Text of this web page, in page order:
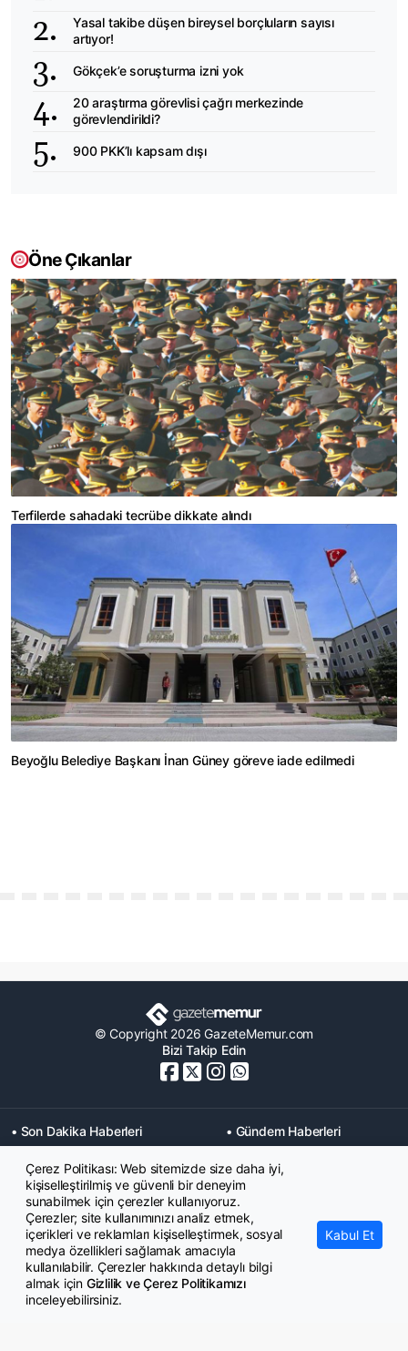
Yasal takibe düşen bireysel borçluların sayısı
artıyor!
Gökçek’e soruşturma izni yok
20 araştırma görevlisi çağrı merkezinde
görevlendirildi?
900 PKK’lı kapsam dışı
Öne Çıkanlar
Terfilerde sahadaki tecrübe dikkate alındı
Beyoğlu Belediye Başkanı İnan Güney göreve iade edilmedi
© Copyright 2026 GazeteMemur.com
Bizi Takip Edin
• Son Dakika Haberleri
• Gündem Haberleri
• Memurlar Haberleri
• KPSS Haberleri
• Ekonomi Haberleri
• Eğitim Haberleri
• Yaşam Haberleri
• Maaş Verileri Haberleri
• Mahkeme Kararları
Haberleri
Çerez Politikası: Web sitemizde size daha iyi,
kişiselleştirilmiş ve güvenli bir deneyim
sunabilmek için çerezler kullanıyoruz.
Çerezler; site kullanımınızı analiz etmek,
içerikleri ve reklamları kişiselleştirmek, sosyal
medya özellikleri sağlamak amacıyla
kullanılabilir. Çerezler hakkında detaylı bilgi
almak için Gizlilik ve Çerez Politikamızı
inceleyebilirsiniz.
Kabul Et